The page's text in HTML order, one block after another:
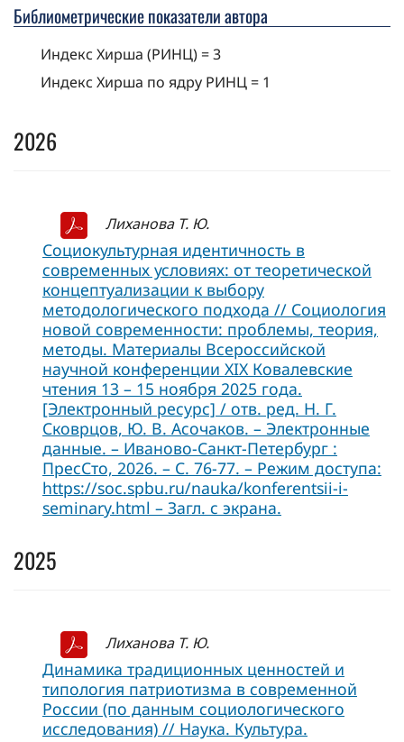
Библиометрические показатели автора
Индекс Хирша (РИНЦ) = 3
Индекс Хирша по ядру РИНЦ = 1
2026
Лиханова Т. Ю.
Социокультурная идентичность в
современных условиях: от теоретической
концептуализации к выбору
методологического подхода // Социология
новой современности: проблемы, теория,
методы. Материалы Всероссийской
научной конференции XIX Ковалевские
чтения 13 – 15 ноября 2025 года.
[Электронный ресурс] / отв. ред. Н. Г.
Сковрцов, Ю. В. Асочаков. – Электронные
данные. – Иваново-Санкт-Петербург :
ПресСто, 2026. – C. 76-77. – Режим доступа:
https://soc.spbu.ru/nauka/konferentsii-i-
seminary.html – Загл. с экрана.
2025
Лиханова Т. Ю.
Динамика традиционных ценностей и
типология патриотизма в современной
России (по данным социологического
исследования) // Наука. Культура.